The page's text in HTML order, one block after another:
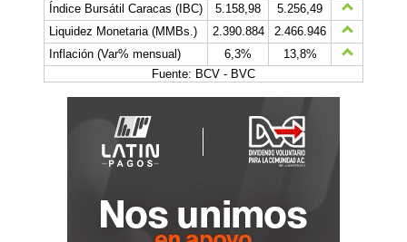
Índice Bursátil Caracas (IBC)
5.158,98
5.256,49
Liquidez Monetaria (MMBs.)
2.390.884
2.466.946
Inflación (Var% mensual)
6,3%
13,8%
Fuente: BCV - BVC